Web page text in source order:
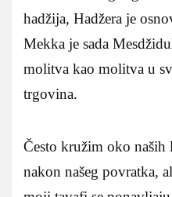
hadžija, Hadžera je
Mekka je sada
molitva kao molitva u
trgovina.
Često kružim oko naših
nakon našeg povratka,